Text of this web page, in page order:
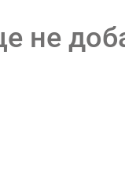
не